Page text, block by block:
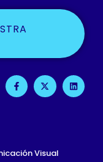
F
A
C
F
X
-
T
L
I
N
Visual